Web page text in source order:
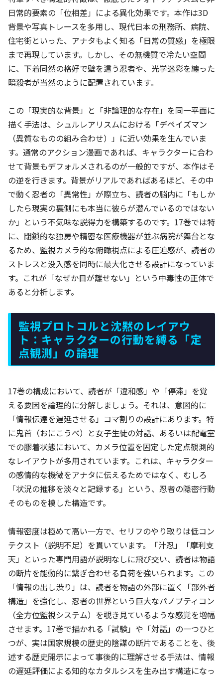
日常的要素の「位相差」による異化効果です。本作は3D
背景や写真トレースを多用し、現代日本の刑務所、病院、
住宅街といった、アナタもよく知る「日常の質感」を極限
まで再現しています。しかし、その無機質で冷たい空間
に、下着同然の格好で壁を這う忍者や、光学迷彩を纏った
暗殺者が当然のように配置されています。
この「現実的な背景」と「非論理的な存在」を同一平面に
描く手法は、シュルレアリスムにおける「デペイズマン
（異質なものの組み合わせ）」に近い効果を生んでいま
す。通常のアクション漫画であれば、キャラクターに合わ
せて背景もデフォルメされるのが一般的ですが、本作はそ
の逆を行きます。背景がリアルであればあるほど、その中
で動く忍者の「異常性」が際立ち、読者の脳内に「もしか
したら現実の裏側にも本当に彼らが潜んでいるのではない
か」という不気味な説得力を構築するのです。17巻では特
に、閉鎖的な独房や精密な医療機器が並ぶ病院が舞台とな
るため、監視カメラ的な俯瞰視点による圧迫感が、読者の
ストレスと没入感を同時に最大化させる設計になっていま
す。これが「なぜか目が離せない」という中毒性の正体で
あると分析します。
監視プロトコルと沈黙のレイアウ
ト：キャラクターの行動を縛る「定
点観測」の論理
17巻の構成において、読者が「違和感」や「停滞」を覚
える要因を論理的に分解しましょう。それは、意図的に
「情報伝達を遅延させる」コマ割りの設計にあります。特
に鬼首（おにこうべ）と女子生徒の対話、あるいは配電室
での膠着状態において、カメラ位置を固定した定点観測的
なレイアウトが多用されています。これは、キャラクター
の感情的な機微をアナタに伝えるためではなく、むしろ
「状況の推移を淡々と記録する」という、忍者の隠密行動
そのものを模した構造です。
情報密度は極めて高い一方で、セリフのやり取りは低コン
テクスト（説明不足）を貫いています。「汁忍」「摩利支
天」といった専門用語が説明なしに飛び交い、読者は物語
の断片を能動的に繋ぎ合わせる負荷を強いられます。この
「情報の出し渋り」は、読者を物語の外部に置く「部外者
構造」を強化し、忍者の世界という巨大なパノプティコン
（全方位監視システム）を覗き見ているような感覚を増幅
させます。17巻で描かれる「試験」や「対話」の一つひと
つが、実は国家規模の歴史的陰謀の断片であることを、後
述する歴史開示によって事後的に理解させる手法は、情報
の遅延評価による知的なカタルシスを生み出す構造になっ